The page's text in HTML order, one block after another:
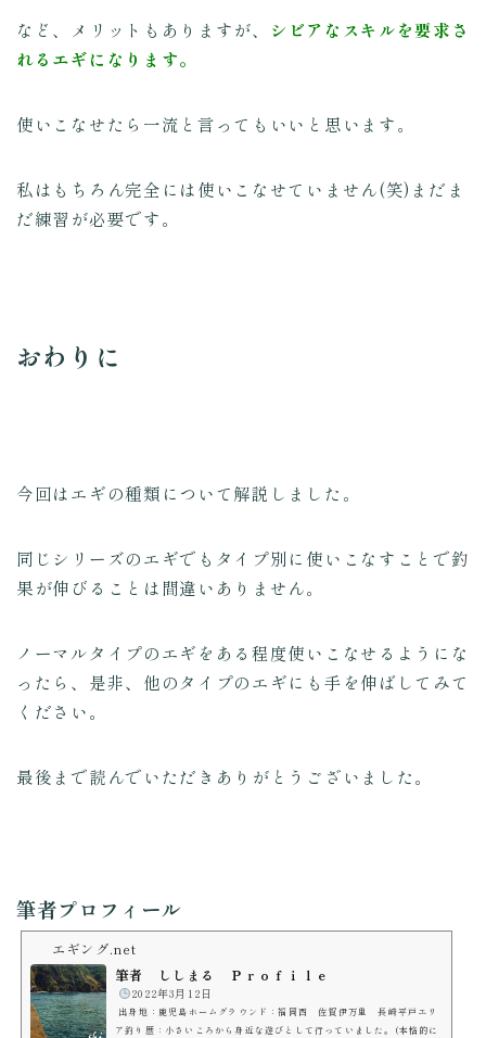
など、メリットもありますが、 シビアなスキルを要求さ
れるエギになります。
使いこなせたら一流と言ってもいいと思います。
私はもちろん完全には使いこなせていません(笑)まだま
だ練習が必要です。
おわりに
今回はエギの種類について解説しました。
同じシリーズのエギでもタイプ別に使いこなすことで釣
果が伸びることは間違いありません。
ノーマルタイプのエギをある程度使いこなせるようにな
ったら、是非、他のタイプのエギにも手を伸ばしてみて
ください。
最後まで読んでいただきありがとうございました。
筆者プロフィール
エギング.net
筆者 ししまる Ｐｒｏｆｉｌｅ
2022年3月12日
出身地：鹿児島ホームグラウンド：福岡西 佐賀伊万里 長崎平戸エリ
ア釣り歴：小さいころから身近な遊びとして行っていました。(本格的に